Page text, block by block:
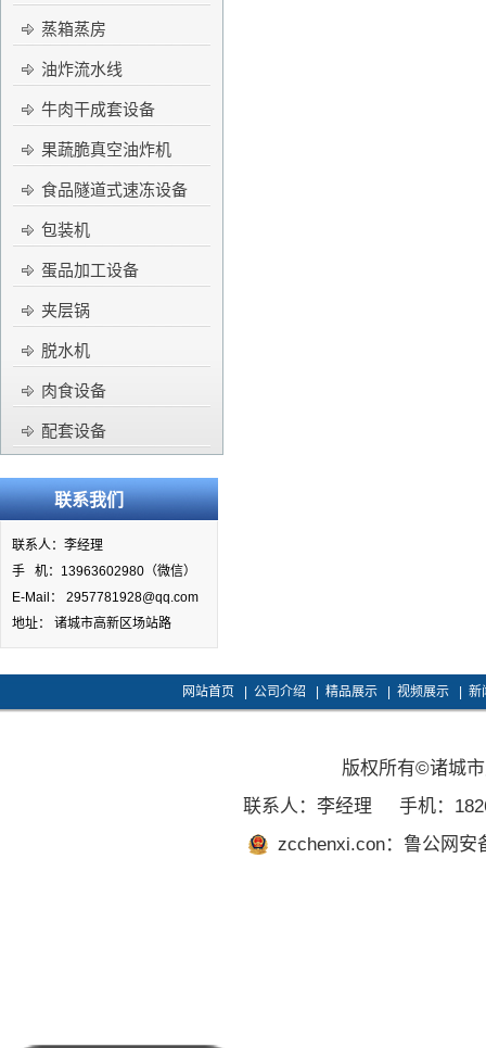
蒸箱蒸房
油炸流水线
牛肉干成套设备
果蔬脆真空油炸机
食品隧道式速冻设备
包装机
蛋品加工设备
夹层锅
脱水机
肉食设备
配套设备
联系我们
联系人：李经理
手 机：13963602980（微信）
E-Mail： 2957781928@qq.com
地址： 诸城市高新区场站路
网站首页 公司介绍 精品展示| 视频展示| 新
版权所有©诸城
联系人：李经理
手机：
zcchenxi.con：鲁公网安